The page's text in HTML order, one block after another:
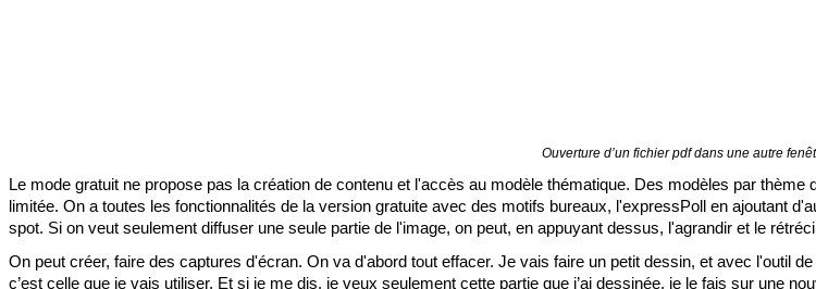
Ouverture d’un fichier pdf dans une autre
Le mode gratuit ne propose pas la création de contenu et l'accès au modèle thématique. Des modèles par
limitée. On a toutes les fonctionnalités de la version gratuite avec des motifs bureaux, l'expressPoll en ajoutant
spot. Si on veut seulement diffuser une seule partie de l'image, on peut, en appuyant dessus, l'agrandir et le
On peut créer, faire des captures d'écran. On va d'abord tout effacer. Je vais faire un petit dessin, et avec l'outil
c’est celle que je vais utiliser. Et si je me dis, je veux seulement cette partie que j’ai dessinée, je le fais sur une